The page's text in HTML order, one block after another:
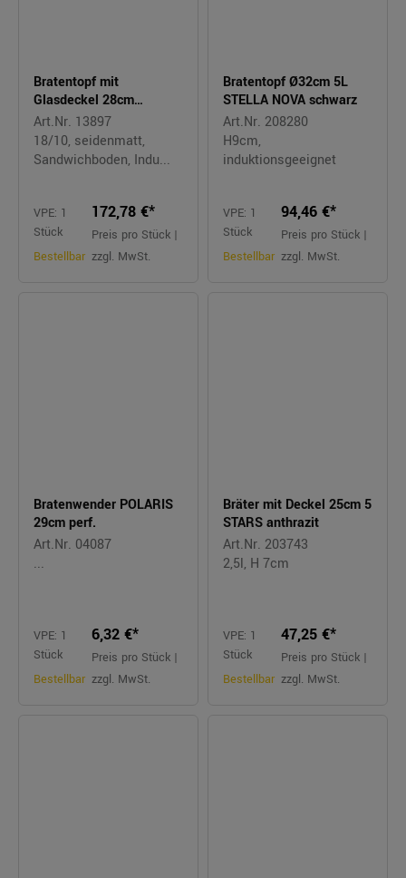
Bratentopf mit
Glasdeckel 28cm
FUSIONTEC mineral
black
Art.Nr. 13897
18/10, seidenmatt,
Sandwichboden, Indu...
VPE: 1
Stück
Bestellbar
172,78 €*
Preis pro Stück |
zzgl. MwSt.
Bratentopf Ø32cm 5L
STELLA NOVA schwarz
Art.Nr. 208280
H9cm,
induktionsgeeignet
VPE: 1
Stück
Bestellbar
94,46 €*
Preis pro Stück |
zzgl. MwSt.
Bratenwender POLARIS
29cm perf.
Art.Nr. 04087
...
VPE: 1
Stück
Bestellbar
6,32 €*
Preis pro Stück |
zzgl. MwSt.
Bräter mit Deckel 25cm 5
STARS anthrazit
Art.Nr. 203743
2,5l, H 7cm
VPE: 1
Stück
Bestellbar
47,25 €*
Preis pro Stück |
zzgl. MwSt.